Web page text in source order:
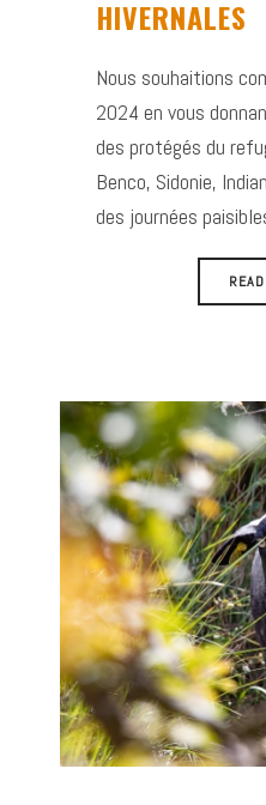
HIVERNALES
Nous souhaitions
2024 en vous
des protégés du
Benco, Sidonie,
des journées